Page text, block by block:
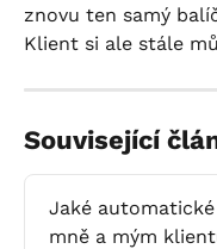
znovu ten samý
Klient si ale stále
Související
Jaké
mně a mým